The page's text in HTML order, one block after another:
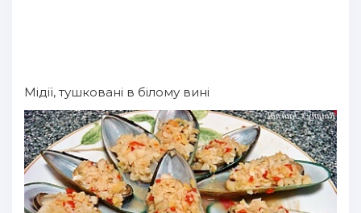
Мідії, тушковані в білому вині